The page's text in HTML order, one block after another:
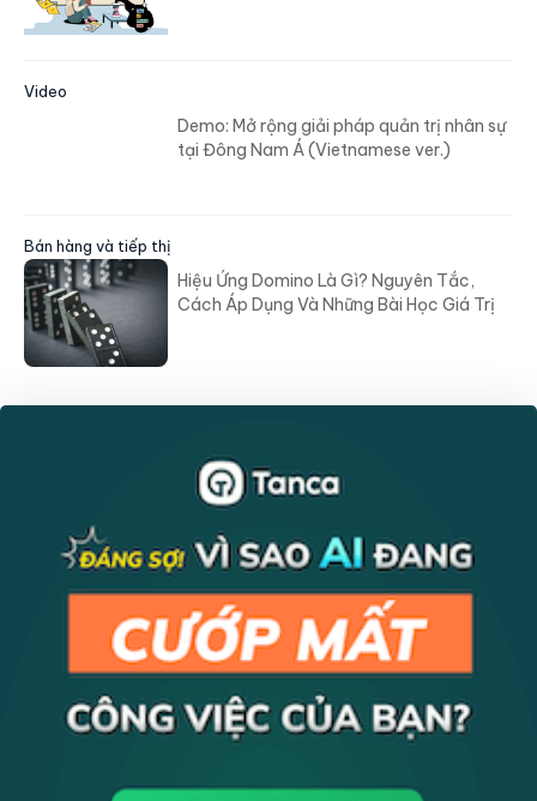
Video
Demo: Mở rộng giải pháp quản trị nhân sự
tại Đông Nam Á (Vietnamese ver.)
Bán hàng và tiếp thị
Hiệu Ứng Domino Là Gì? Nguyên Tắc,
Cách Áp Dụng Và Những Bài Học Giá Trị